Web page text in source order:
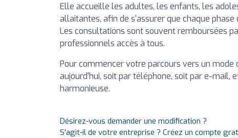
Elle accueille les adultes, les enfants, les
allaitantes, afin de s'assurer que chaque
Les consultations sont souvent remboursées
professionnels accès à tous.
Pour commencer votre parcours vers un mode
aujourd'hui, soit par téléphone, soit par e-mail,
harmonieuse.
Désirez-vous demander une modification ?
S'agit-il de votre entreprise ? Créez un compte